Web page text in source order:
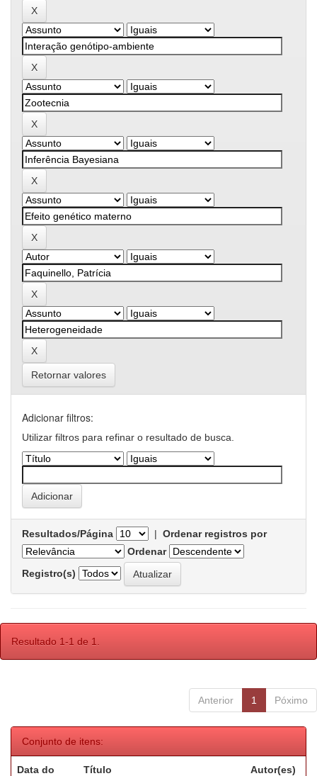
Retornar valores
Adicionar filtros:
Utilizar filtros para refinar o resultado de busca.
Resultados/Página | Ordenar registros por
Ordenar
Registro(s)
Resultado 1-1 de 1.
Anterior 1 Póximo
Conjunto de itens:
Data do
Título Autor(es)